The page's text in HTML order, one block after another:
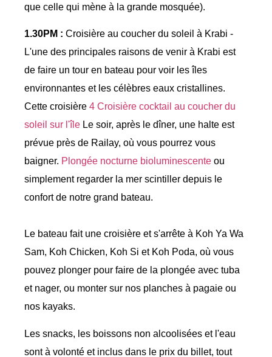
que celle qui mène à la grande mosquée).
1.30PM : Croisière au coucher du soleil à Krabi -
L'une des principales raisons de venir à Krabi est
de faire un tour en bateau pour voir les îles
environnantes et les célèbres eaux cristallines.
Cette croisière 4 Croisière cocktail au coucher du
soleil sur l'île Le soir, après le dîner, une halte est
prévue près de Railay, où vous pourrez vous
baigner. Plongée nocturne bioluminescente ou
simplement regarder la mer scintiller depuis le
confort de notre grand bateau.
Le bateau fait une croisière et s'arrête à Koh Ya Wa
Sam, Koh Chicken, Koh Si et Koh Poda, où vous
pouvez plonger pour faire de la plongée avec tuba
et nager, ou monter sur nos planches à pagaie ou
nos kayaks.
Les snacks, les boissons non alcoolisées et l'eau
sont à volonté et inclus dans le prix du billet, tout